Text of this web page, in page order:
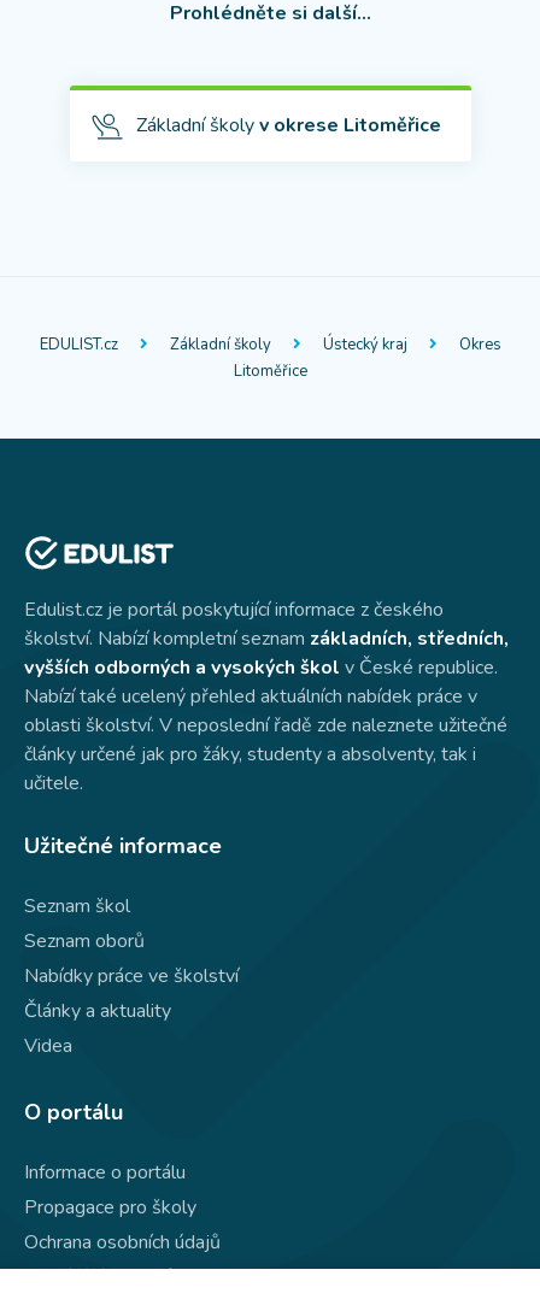
Prohlédněte si další...
Základní školyv okrese Litoměřice
EDULIST.cz Základní školy Ústecký kraj
Okres
Litoměřice
Edulist.cz je portál poskytující informace z českého
školství. Nabízí kompletní seznam základních, středních,
vyšších odborných a vysokých škol v České republice.
Nabízí také ucelený přehled aktuálních nabídek práce v
oblasti školství. V neposlední řadě zde naleznete užitečné
články určené jak pro žáky, studenty a absolventy, tak i
učitele.
Užitečné informace
Seznam škol
Seznam oborů
Nabídky práce ve školství
Články a aktuality
Videa
O portálu
Informace o portálu
Propagace pro školy
Ochrana osobních údajů
Používání souborů cookie